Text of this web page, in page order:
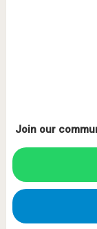
Join our